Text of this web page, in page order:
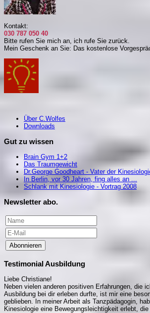
Kontakt:
030 787 050 40
Bitte rufen Sie mich an, ich rufe Sie zurück.
Mein Geschenk an Sie: Das kostenlose
Über C.Wolfes
Downloads
Gut zu wissen
Brain Gym 1+2
Das Traumgewicht
Dr.George Goodheart - Vater der
In Berlin, vor 30 Jahren, fing alles an ...
Schlank mit Kinesiologie - Vortrag 2008
Newsletter abo.
Abonnieren
Testimonial Ausbildung
Liebe Christiane!
Neben vielen anderen positiven Erfahrungen, die
Ausbildung bei dir erleben durfte, ist mir eine
geblieben. In meiner Arbeit als Tanzpädagogin,
Kinesiologie eine Bewegungsleichtigkeit erlebt,